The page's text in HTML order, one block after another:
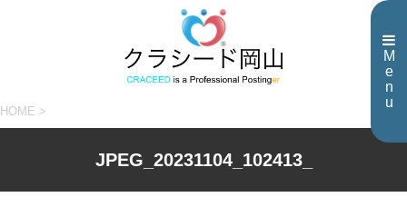
M
e
n
u
HOME >
JPEG_20231104_102413_